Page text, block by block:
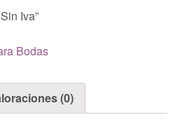
Iva”
Bodas
(0)